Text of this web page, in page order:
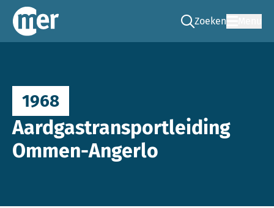
Commissie mer
Zoeken
Ga naar de zoek
1968
Aardgastransportleiding
Ommen-Angerlo